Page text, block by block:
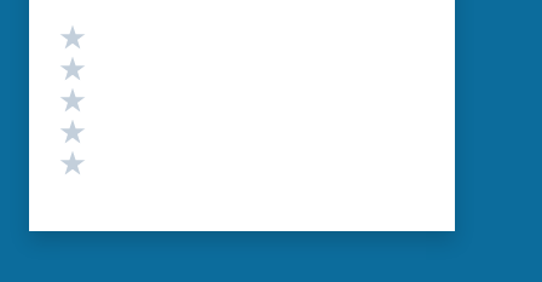
Valutazione